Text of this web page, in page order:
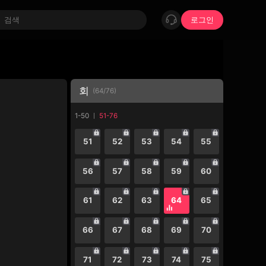
로그인
회 (64/76)
1-50 51-76
51 52 53 54 55
56 57 58 59 60
61 62 63 64 65
66 67 68 69 70
71 72 73 74 75